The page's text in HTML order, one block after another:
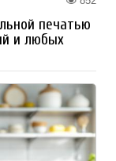
печатью
и любых